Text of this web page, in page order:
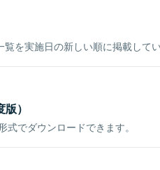
を実施日の新しい順に掲載してい
）
でダウンロードできます。